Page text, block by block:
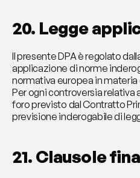
20. Legge
Il presente DPA è regolato
applicazione di norme
normativa europea in
Per ogni controversia relativa
foro previsto dal Contratto
previsione inderogabile di
21. Clausole